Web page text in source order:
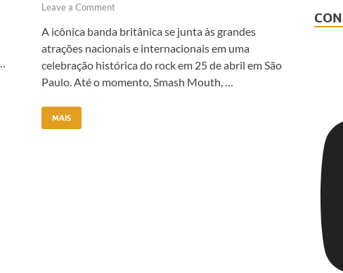
Leave a Comment
A icônica banda britânica se junta às grandes
atrações nacionais e internacionais em uma
celebração histórica do rock em 25 de abril em São
Paulo. Até o momento, Smash Mouth, …
MAIS